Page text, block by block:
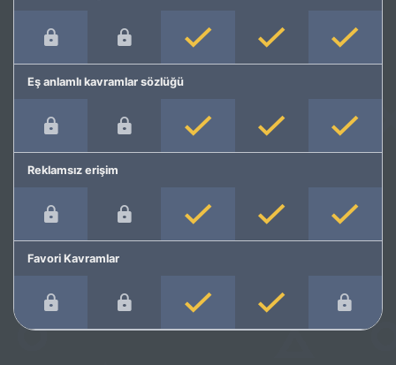
Eş anlamlı kavramlar sözlüğü
Reklamsız erişim
Favori Kavramlar